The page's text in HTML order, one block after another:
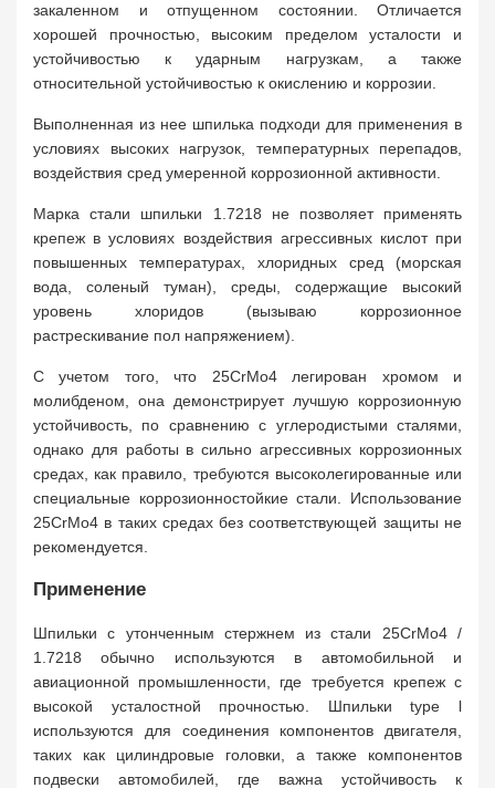
закаленном и отпущенном состоянии. Отличается
хорошей прочностью, высоким пределом усталости и
устойчивостью к ударным нагрузкам, а также
относительной устойчивостью к окислению и коррозии.
Выполненная из нее шпилька подходи для применения в
условиях высоких нагрузок, температурных перепадов,
воздействия сред умеренной коррозионной активности.
Марка стали шпильки 1.7218 не позволяет применять
крепеж в условиях воздействия агрессивных кислот при
повышенных температурах, хлоридных сред (морская
вода, соленый туман), среды, содержащие высокий
уровень хлоридов (вызываю коррозионное
растрескивание пол напряжением).
С учетом того, что 25CrMo4 легирован хромом и
молибденом, она демонстрирует лучшую коррозионную
устойчивость, по сравнению с углеродистыми сталями,
однако для работы в сильно агрессивных коррозионных
средах, как правило, требуются высоколегированные или
специальные коррозионностойкие стали. Использование
25CrMo4 в таких средах без соответствующей защиты не
рекомендуется.
Применение
Шпильки с утонченным стержнем из стали 25CrMo4 /
1.7218 обычно используются в автомобильной и
авиационной промышленности, где требуется крепеж с
высокой усталостной прочностью. Шпильки type l
используются для соединения компонентов двигателя,
таких как цилиндровые головки, а также компонентов
подвески автомобилей, где важна устойчивость к